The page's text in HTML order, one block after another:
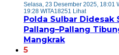
Selasa, 23 Desember 2025, 18:01
19:28 WITA18251 Lihat
Polda Sulbar Didesak
Pallang–Pallang
Mangkrak
5